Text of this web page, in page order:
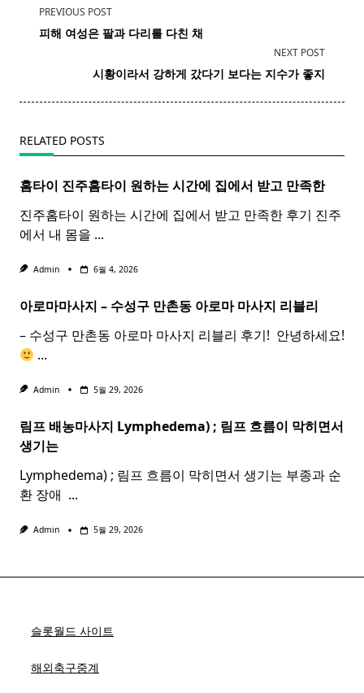
<span
class="nav-
text">Page</span>
PREVIOUS POST
피해 여성은 팔과 다리를 다친 채
NEXT POST
시황이라서 강하게 갔다기 보다는 지수가 좋지
RELATED POSTS
홈타이 진주홈타이 원하는 시간에 집에서 받고 만족한
진주홈타이 원하는 시간에 집에서 받고 만족한 후기 진주
에서 내 몸을 ...
Admin 6월 4, 2026
아로마마사지 – 수성구 만촌동 아로마 마사지 리블리
– 수성구 만촌동 아로마 마사지 리블리 후기! ​ 안녕하세요!
...
Admin 5월 29, 2026
림프 배농마사지 Lymphedema) ; 림프 흐름이 막히면서
생기는
Lymphedema) ; 림프 흐름이 막히면서 생기는 부종과 순
환 장애 ​ ...
Admin 5월 29, 2026
슬롯월드 사이트
해외축구중계